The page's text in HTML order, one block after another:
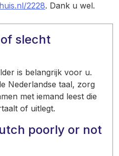
2228. Dank u wel.
slecht
is belangrijk voor u.
Nederlandse taal, zorg
met iemand leest die
of uitlegt.
poorly or not